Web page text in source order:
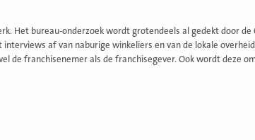
Het bureau-onderzoek wordt grotendeels al gedekt door
af van naburige winkeliers en van de lokale
de franchisenemer als de franchisegever. Ook wordt deze